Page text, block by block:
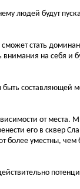
людей будут
стать
на себя и
составляющей
от места.
его в сквер
более уместны, чем